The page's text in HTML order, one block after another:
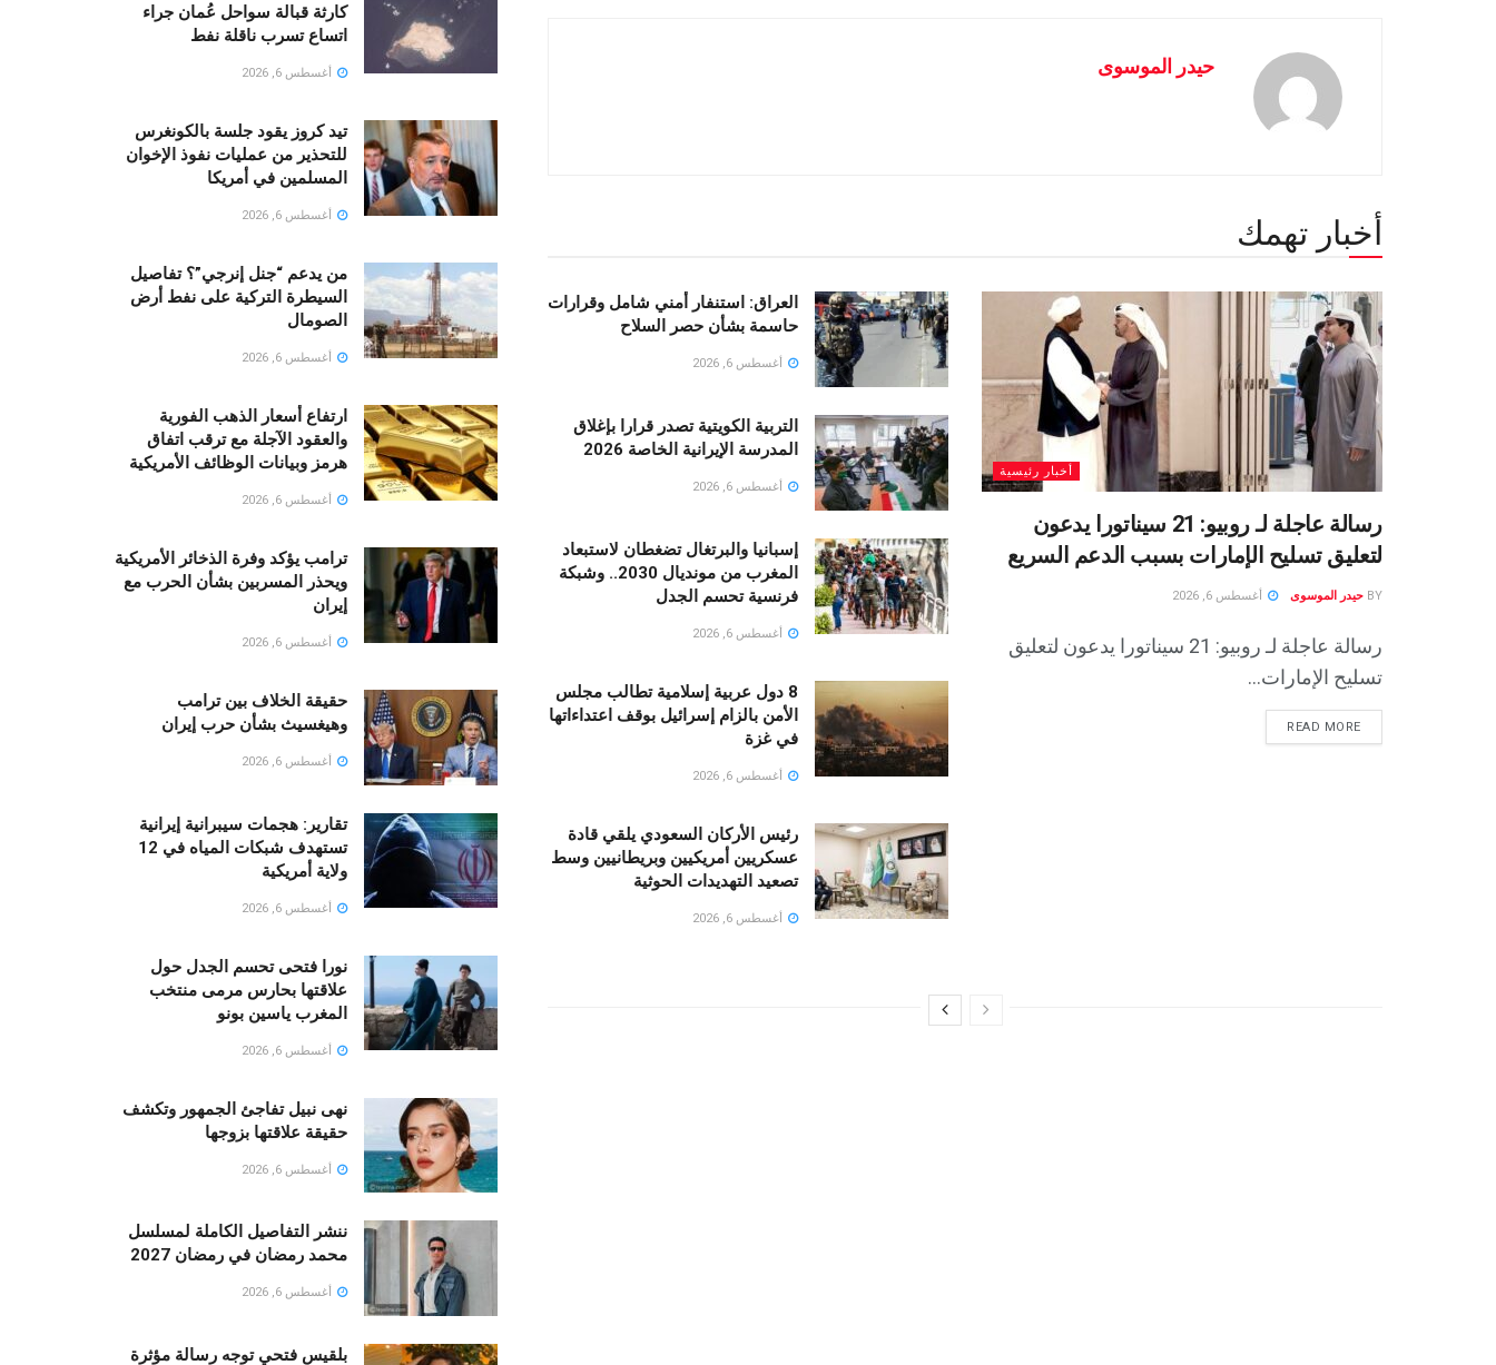
حيدر الموسوى
أخبار تهمك
أخبار رئيسية
رسالة عاجلة لـ روبيو: 21 سيناتورا يدعون
لتعليق تسليح الإمارات بسبب الدعم السريع
BY حيدر الموسوى أغسطس 6, 2026
رسالة عاجلة لـ روبيو: 21 سيناتورا يدعون لتعليق
تسليح الإمارات...
READ MORE
العراق: استنفار أمني شامل وقرارات
حاسمة بشأن حصر السلاح
أغسطس 6, 2026
التربية الكويتية تصدر قرارا بإغلاق
المدرسة الإيرانية الخاصة 2026
أغسطس 6, 2026
إسبانيا والبرتغال تضغطان لاستبعاد
المغرب من مونديال 2030.. وشبكة
فرنسية تحسم الجدل
أغسطس 6, 2026
8 دول عربية إسلامية تطالب مجلس
الأمن بالزام إسرائيل بوقف اعتداءاتها
في غزة
أغسطس 6, 2026
رئيس الأركان السعودي يلقي قادة
عسكريين أمريكيين وبريطانيين وسط
تصعيد التهديدات الحوثية
أغسطس 6, 2026
كارثة قبالة سواحل عُمان جراء
اتساع تسرب ناقلة نفط
أغسطس 6, 2026
تيد كروز يقود جلسة بالكونغرس
للتحذير من عمليات نفوذ الإخوان
المسلمين في أمريكا
أغسطس 6, 2026
من يدعم “جنل إنرجي”؟ تفاصيل
السيطرة التركية على نفط أرض
الصومال
أغسطس 6, 2026
ارتفاع أسعار الذهب الفورية
والعقود الآجلة مع ترقب اتفاق
هرمز وبيانات الوظائف الأمريكية
أغسطس 6, 2026
ترامب يؤكد وفرة الذخائر الأمريكية
ويحذر المسربين بشأن الحرب مع
إيران
أغسطس 6, 2026
حقيقة الخلاف بين ترامب
وهيغسيث بشأن حرب إيران
أغسطس 6, 2026
تقارير: هجمات سيبرانية إيرانية
تستهدف شبكات المياه في 12
ولاية أمريكية
أغسطس 6, 2026
نورا فتحى تحسم الجدل حول
علاقتها بحارس مرمى منتخب
المغرب ياسين بونو ‏
أغسطس 6, 2026
نهى نبيل تفاجئ الجمهور وتكشف
حقيقة علاقتها بزوجها
أغسطس 6, 2026
ننشر التفاصيل الكاملة لمسلسل
محمد رمضان في رمضان 2027
أغسطس 6, 2026
بلقيس فتحي توجه رسالة مؤثرة